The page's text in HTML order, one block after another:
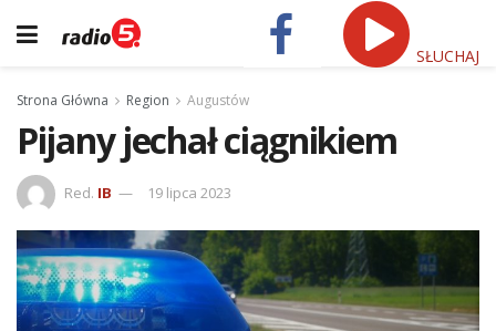
SŁUCHAJ
Strona Główna Region Augustów
Pijany jechał ciągnikiem
Red. IB 19 lipca 2023